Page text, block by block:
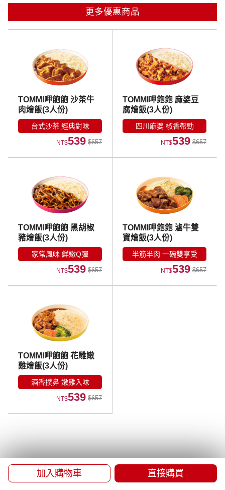
更多優惠商品
TOMMI呷飽飽 沙茶牛
肉燴飯(3人份)
台式沙茶 經典對味
NT$539 $657
TOMMI呷飽飽 麻婆豆
腐燴飯(3人份)
四川麻婆 椒香帶勁
NT$539 $657
TOMMI呷飽飽 黑胡椒
豬燴飯(3人份)
家常風味 鮮嫩Q彈
NT$539 $657
TOMMI呷飽飽 滷牛雙
寶燴飯(3人份)
半筋半肉 一碗雙享受
NT$539 $657
TOMMI呷飽飽 花雕嫩
雞燴飯(3人份)
酒香撲鼻 嫩雞入味
NT$539 $657
加入購物車 直接購買
品牌故事 門市資訊 常見問題 海外配送
會員權益